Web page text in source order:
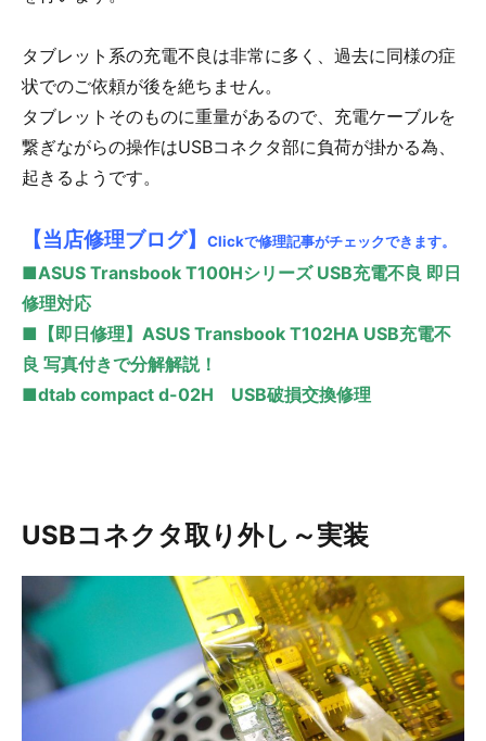
タブレット系の充電不良は非常に多く、過去に同様の症
状でのご依頼が後を絶ちません。
タブレットそのものに重量があるので、充電ケーブルを
繋ぎながらの操作はUSBコネクタ部に負荷が掛かる為、
起きるようです。
【当店修理ブログ】 Clickで修理記事がチェックできます。
■ASUS Transbook T100Hシリーズ USB充電不良 即日
修理対応
■【即日修理】ASUS Transbook T102HA USB充電不
良 写真付きで分解解説！
■dtab compact d-02H USB破損交換修理
USBコネクタ取り外し～実装